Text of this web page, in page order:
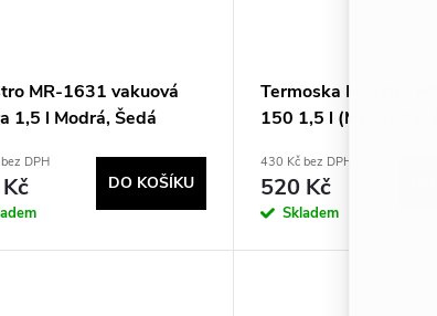
MR-1631 vakuová
1,5 l Modrá, Šedá
DPH
DO KOŠÍKU
Termoska Maestro
150 1,5 l (MR-1631-
430 Kč bez DPH
520 Kč
Skladem